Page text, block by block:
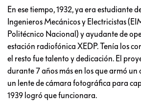
En ese tiempo, 1932, ya era estudiante
Ingenieros Mecánicos y Electricistas
Politécnico Nacional) y ayudante de
estación radiofónica XEDP. Tenía los
el resto fue talento y dedicación. El
durante 7 años más en los que armó un
un lente de cámara fotográfica para
1939 logró que funcionara.